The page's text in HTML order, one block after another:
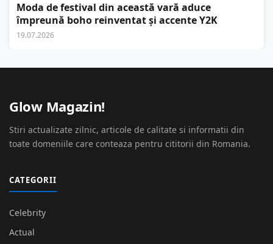
Moda de festival din această vară aduce
împreună boho reinventat și accente Y2K
19.07.2026
Glow Magazin!
Stiri actualizate zilnic, articole de calitate si informatii din
toate domeniile care conteaza pentru cititorii din Romania.
CATEGORII
Celebrity
Actual